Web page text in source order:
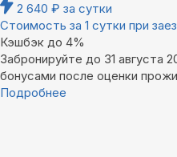
2 640 ₽ за сутки
Стоимость за 1 сутки при
Кэшбэк до 4%
Забронируйте до 31 августа
бонусами после оценки
Подробнее